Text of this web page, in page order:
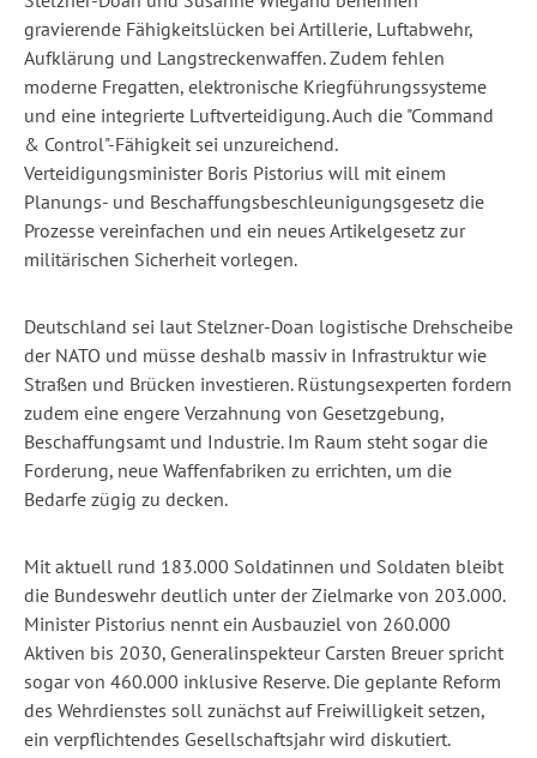
gravierende Fähigkeitslücken bei Artillerie, Luftabwehr,
Aufklärung und Langstreckenwaffen. Zudem fehlen
moderne Fregatten, elektronische Kriegführungssysteme
und eine integrierte Luftverteidigung. Auch die "Command
& Control"-Fähigkeit sei unzureichend.
Verteidigungsminister Boris Pistorius will mit einem
Planungs- und Beschaffungsbeschleunigungsgesetz die
Prozesse vereinfachen und ein neues Artikelgesetz zur
militärischen Sicherheit vorlegen.
Deutschland sei laut Stelzner-Doan logistische Drehscheibe
der NATO und müsse deshalb massiv in Infrastruktur wie
Straßen und Brücken investieren. Rüstungsexperten fordern
zudem eine engere Verzahnung von Gesetzgebung,
Beschaffungsamt und Industrie. Im Raum steht sogar die
Forderung, neue Waffenfabriken zu errichten, um die
Bedarfe zügig zu decken.
Mit aktuell rund 183.000 Soldatinnen und Soldaten bleibt
die Bundeswehr deutlich unter der Zielmarke von 203.000.
Minister Pistorius nennt ein Ausbauziel von 260.000
Aktiven bis 2030, Generalinspekteur Carsten Breuer spricht
sogar von 460.000 inklusive Reserve. Die geplante Reform
des Wehrdienstes soll zunächst auf Freiwilligkeit setzen,
ein verpflichtendes Gesellschaftsjahr wird diskutiert.